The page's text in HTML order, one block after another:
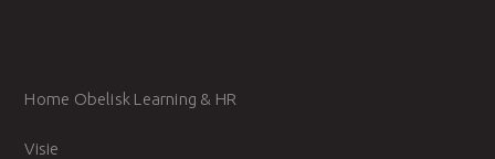
Home Obelisk Learning & HR
Visie